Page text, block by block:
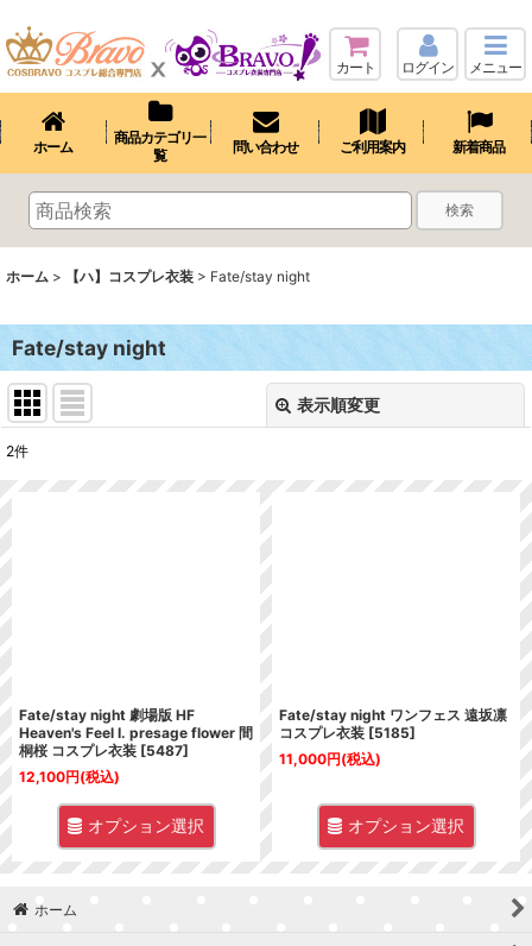
カート ログイン メニュー
ホーム
商品カテゴリ一
覧
問い合わせ ご利用案内 新着商品
検索
ホーム > 【ハ】コスプレ衣装 > Fate/stay night
Fate/stay night
表示順変更
2件
Fate/stay night 劇場版 HF
Heaven's Feel I. presage flower 間
桐桜 コスプレ衣装 [5487]
12,100円(税込)
オプション選択
Fate/stay night ワンフェス 遠坂凛
コスプレ衣装 [5185]
11,000円(税込)
オプション選択
ホーム